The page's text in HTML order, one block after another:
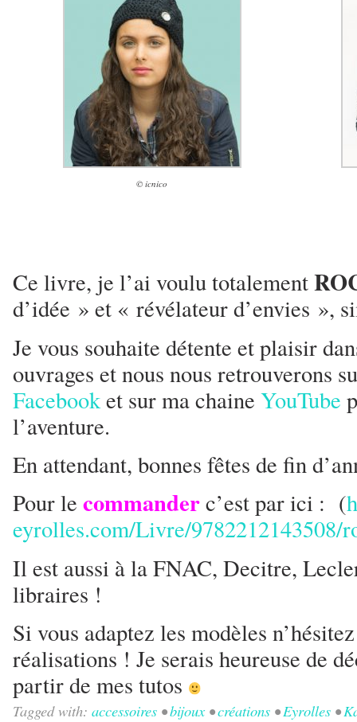
© icnico
Ce livre, je l’ai voulu totalement
d’idée » et « révélateur d’envies »,
Je vous souhaite détente et plaisir
ouvrages et nous nous retrouverons
Facebooket sur ma chaine YouTube
l’aventure.
En attendant, bonnes fêtes de fin
Pour le commanderc’est par ici : (
eyrolles.com/Livre/9782212143508/
Il est aussi à la FNAC, Decitre,
libraires !
Si vous adaptez les modèles
réalisations ! Je serais heureuse de
partir de mes tutos
Tagged with: accessoires •bijoux•créations •Eyrolles •